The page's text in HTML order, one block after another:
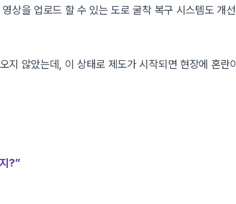
상을 업로드 할 수 있는 도로 굴착 복구 시스템도 개
지 않았는데, 이 상태로 제도가 시작되면 현장에 혼란
?”